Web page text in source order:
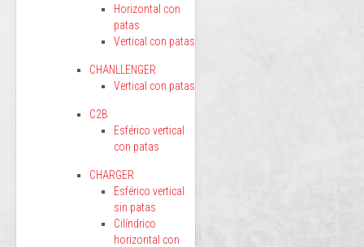
Horizontal con
patas
Vertical con patas
CHANLLENGER
Vertical con patas
C2B
Esférico vertical
con patas
CHARGER
Esférico vertical
sin patas
Cilíndrico
horizontal con